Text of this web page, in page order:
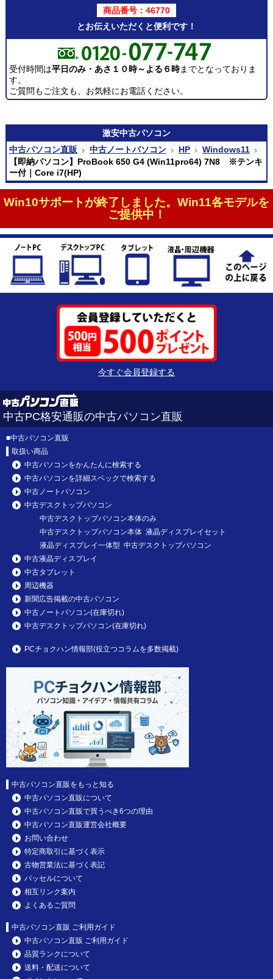
商品番号：46770
とお伝えいただくと便利です！
受付時間は平日のみ・あさ１０時～よる６時までとなっておりま
す。
ご質問もご注文も、お気軽にお電話ください。
激安中古パソコン
中古パソコン直販
中古ノートパソコン HP
Windows11
【即納パソコン】ProBook 650 G4 (Win11pro64) 7N8 ※テンキ
ー付｜Core i7(HP)
Win10サポートが終了しました。Win11各モデルを
ご提供中！
今すぐ会員登録する
中古PC格安通販の中古パソコン直販
■中古パソコン直販
取扱い商品
中古パソコンをかんたんに検索する
中古パソコンを詳細スペックで検索する
中古ノートパソコン
中古デスクトップパソコン
中古デスクトップパソコン本体のみ
中古デスクトップパソコン本体 液晶ディスプレイセット
液晶ディスプレイ一体型 中古デスクトップパソコン
中古液晶ディスプレイ
中古タブレット
周辺機器
新聞広告掲載の中古パソコン
中古ノートパソコン(在庫切れ)
中古デスクトップパソコン(在庫切れ)
PCチョクハン情報部(役立つコラムを多数掲載)
中古パソコン直販をもっと知る
中古パソコン直販について
中古パソコン直販で買うべき6つの理由
中古パソコン直販運営会社概要
お問い合わせ
特定商取引に基づく表示
古物営業法に基づく表記
パッセルについて
相互リンク案内
よくあるご質問
中古パソコン直販 ご利用ガイド
中古パソコン直販 ご利用ガイド
品質ランクについて
送料・配送について